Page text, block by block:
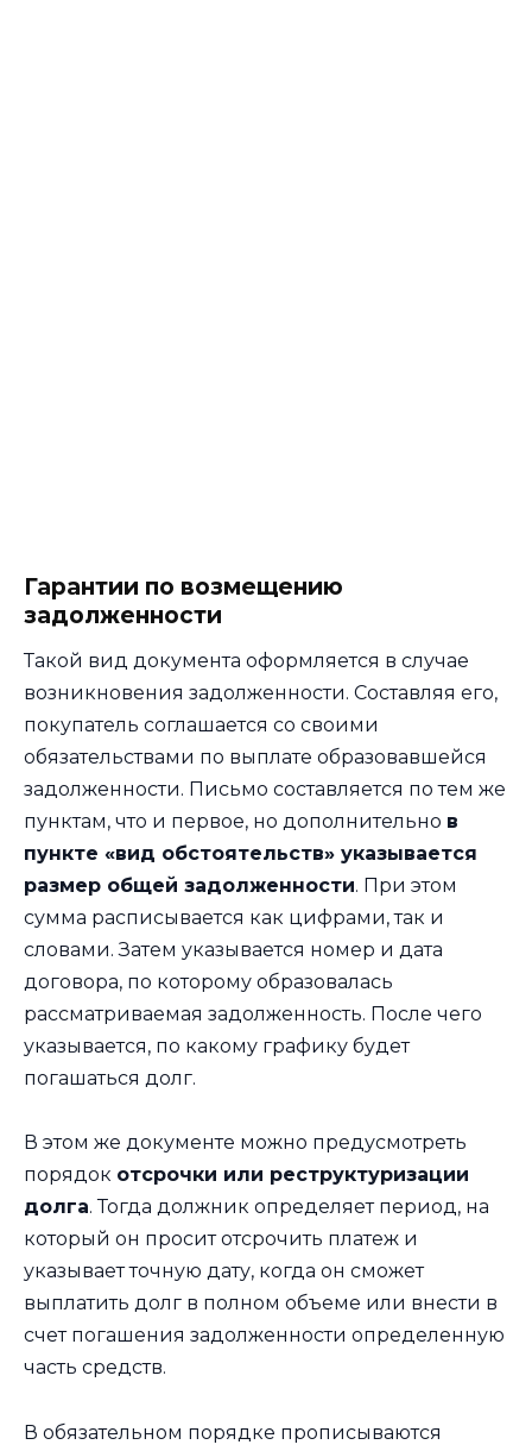
Гарантии по возмещению
задолженности
Такой вид документа оформляется в случае
возникновения задолженности. Составляя его,
покупатель соглашается со своими
обязательствами по выплате образовавшейся
задолженности. Письмо составляется по тем же
пунктам, что и первое, но дополнительно в
пункте «вид обстоятельств» указывается
размер общей задолженности. При этом
сумма расписывается как цифрами, так и
словами. Затем указывается номер и дата
договора, по которому образовалась
рассматриваемая задолженность. После чего
указывается, по какому графику будет
погашаться долг.
В этом же документе можно предусмотреть
порядок отсрочки или реструктуризации
долга. Тогда должник определяет период, на
который он просит отсрочить платеж и
указывает точную дату, когда он сможет
выплатить долг в полном объеме или внести в
счет погашения задолженности определенную
часть средств.
В обязательном порядке прописываются